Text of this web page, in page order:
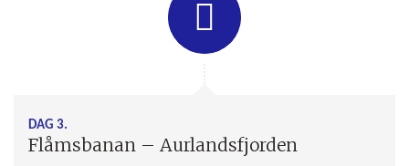
DAG 3.
Flåmsbanan – Aurlandsfjorden